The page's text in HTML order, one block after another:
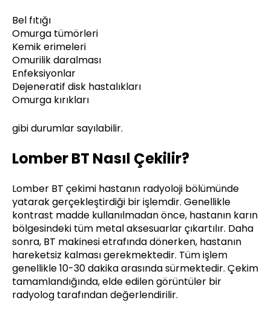
Bel fıtığı
Omurga tümörleri
Kemik erimeleri
Omurilik daralması
Enfeksiyonlar
Dejeneratif disk hastalıkları
Omurga kırıkları
gibi durumlar sayılabilir.
Lomber BT Nasıl Çekilir?
Lomber BT çekimi hastanın radyoloji bölümünde
yatarak gerçekleştirdiği bir işlemdir. Genellikle
kontrast madde kullanılmadan önce, hastanın karın
bölgesindeki tüm metal aksesuarlar çıkartılır. Daha
sonra, BT makinesi etrafında dönerken, hastanın
hareketsiz kalması gerekmektedir. Tüm işlem
genellikle 10-30 dakika arasında sürmektedir. Çekim
tamamlandığında, elde edilen görüntüler bir
radyolog tarafından değerlendirilir.